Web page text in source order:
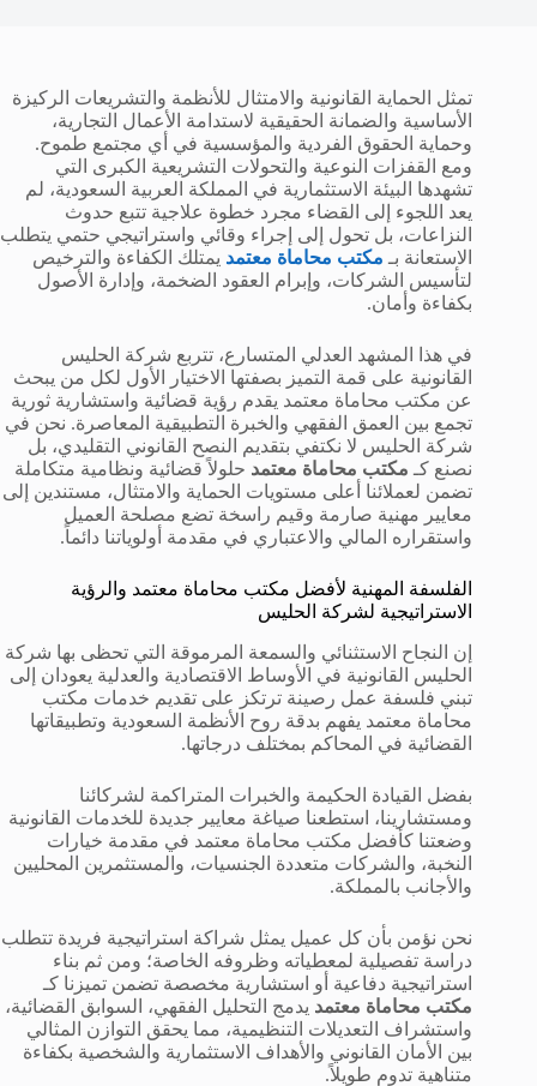
تمثل الحماية القانونية والامتثال للأنظمة والتشريعات الركيزة
الأساسية والضمانة الحقيقية لاستدامة الأعمال التجارية،
وحماية الحقوق الفردية والمؤسسية في أي مجتمع طموح.
ومع القفزات النوعية والتحولات التشريعية الكبرى التي
تشهدها البيئة الاستثمارية في المملكة العربية السعودية، لم
يعد اللجوء إلى القضاء مجرد خطوة علاجية تتبع حدوث
النزاعات، بل تحول إلى إجراء وقائي واستراتيجي حتمي يتطلب
الاستعانة بـ مكتب محاماة معتمد يمتلك الكفاءة والترخيص
لتأسيس الشركات، وإبرام العقود الضخمة، وإدارة الأصول
بكفاءة وأمان.
في هذا المشهد العدلي المتسارع، تتربع شركة الحليس
القانونية على قمة التميز بصفتها الاختيار الأول لكل من يبحث
عن مكتب محاماة معتمد يقدم رؤية قضائية واستشارية ثورية
تجمع بين العمق الفقهي والخبرة التطبيقية المعاصرة. نحن في
شركة الحليس لا نكتفي بتقديم النصح القانوني التقليدي، بل
نصنع كـ مكتب محاماة معتمد حلولاً قضائية ونظامية متكاملة
تضمن لعملائنا أعلى مستويات الحماية والامتثال، مستندين إلى
معايير مهنية صارمة وقيم راسخة تضع مصلحة العميل
واستقراره المالي والاعتباري في مقدمة أولوياتنا دائماً.
الفلسفة المهنية لأفضل مكتب محاماة معتمد والرؤية
الاستراتيجية لشركة الحليس
إن النجاح الاستثنائي والسمعة المرموقة التي تحظى بها شركة
الحليس القانونية في الأوساط الاقتصادية والعدلية يعودان إلى
تبني فلسفة عمل رصينة ترتكز على تقديم خدمات مكتب
محاماة معتمد يفهم بدقة روح الأنظمة السعودية وتطبيقاتها
القضائية في المحاكم بمختلف درجاتها.
بفضل القيادة الحكيمة والخبرات المتراكمة لشركائنا
ومستشارينا، استطعنا صياغة معايير جديدة للخدمات القانونية
وضعتنا كأفضل مكتب محاماة معتمد في مقدمة خيارات
النخبة، والشركات متعددة الجنسيات، والمستثمرين المحليين
والأجانب بالمملكة.
نحن نؤمن بأن كل عميل يمثل شراكة استراتيجية فريدة تتطلب
دراسة تفصيلية لمعطياته وظروفه الخاصة؛ ومن ثم بناء
استراتيجية دفاعية أو استشارية مخصصة تضمن تميزنا كـ
مكتب محاماة معتمد يدمج التحليل الفقهي، السوابق القضائية،
واستشراف التعديلات التنظيمية، مما يحقق التوازن المثالي
بين الأمان القانوني والأهداف الاستثمارية والشخصية بكفاءة
متناهية تدوم طويلاً.